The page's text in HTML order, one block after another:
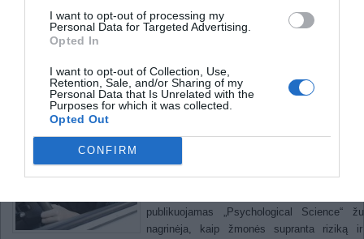
I want to opt-out of processing my
Personal Data for Targeted Advertising.
Opted In
I want to opt-out of Collection, Use,
Retention, Sale, and/or Sharing of my
Personal Data that Is Unrelated with the
Purposes for which it was collected.
Opted Out
CONFIRM
Praktika tampa bevertė, kai
susiduriame su rizika
Žmonės itin sunkiai priima sprendimus
kurie žmonės važiuoja automobiliu, kad
skrydžių, taip statydami save į
publikuojamas „Psychological Science“
nagrinėja, kaip žmonės supranta riziką